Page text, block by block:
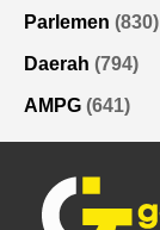
Parlemen (830)
Daerah (794)
AMPG (641)